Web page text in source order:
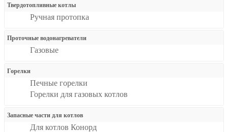
Твердотопливные котлы
Ручная протопка
Проточные водонагреватели
Газовые
Горелки
Печные горелки
Горелки для газовых котлов
Запасные части для котлов
Для котлов Конорд